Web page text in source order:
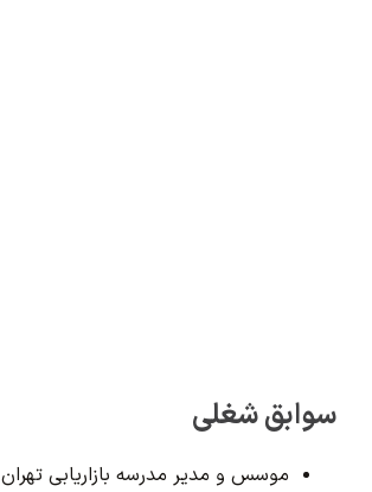
سوابق شغلی
موسس و مدیر مدرسه بازاریابی تهران